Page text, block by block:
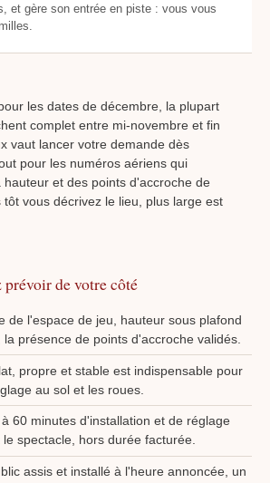
et gère son entrée en piste : vous vous
les dates de décembre, la plupart
complet entre mi-novembre et fin
vaut lancer votre demande dès
pour les numéros aériens qui
hauteur et des points d'accroche de
tôt vous décrivez le lieu, plus large est
prévoir de votre côté
de l'espace de jeu, hauteur sous plafond
présence de points d'accroche validés.
propre et stable est indispensable pour
au sol et les roues.
60 minutes d'installation et de réglage
spectacle, hors durée facturée.
assis et installé à l'heure annoncée, un